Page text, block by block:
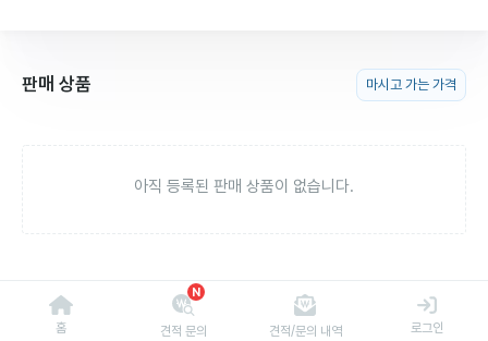
판매 상품 마시고 가는 가격
아직 등록된 판매 상품이 없습니다.
홈
N
견적 문의 견적/문의 내역 로그인